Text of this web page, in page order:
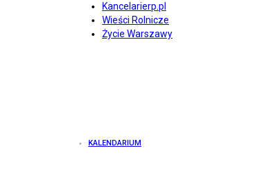
Kancelarierp.pl
Wieści Rolnicze
Życie Warszawy
KALENDARIUM